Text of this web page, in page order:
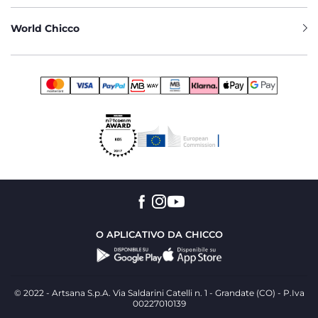
World Chicco
O APLICATIVO DA CHICCO
© 2022 - Artsana S.p.A. Via Saldarini Catelli n. 1 - Grandate (CO) - P.Iva
00227010139